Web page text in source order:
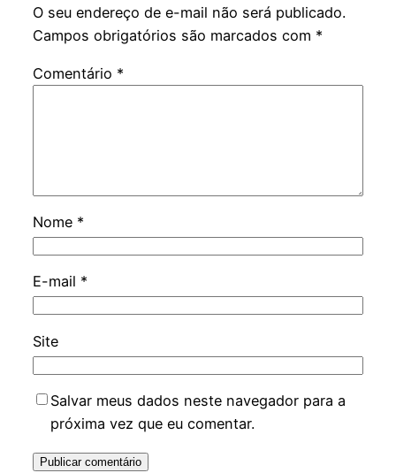
O seu endereço de e-mail não será publicado.
Campos obrigatórios são marcados com *
Comentário *
Nome *
E-mail *
Site
Salvar meus dados neste navegador para a
próxima vez que eu comentar.